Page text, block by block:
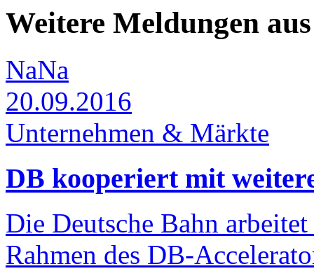
Weitere Meldungen
NaNa
20.09.2016
Unternehmen & Märkte
DB kooperiert mit
Die Deutsche Bahn
Rahmen des DB-